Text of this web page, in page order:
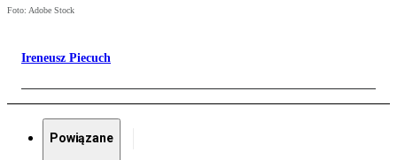
Foto: Adobe Stock
Ireneusz Piecuch
Powiązane